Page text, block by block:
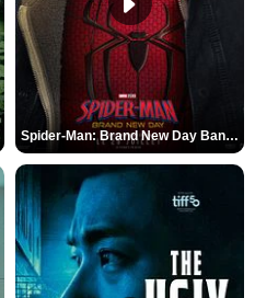
Spider-Man: Brand New Day Bande-annonce (3) VO STFR